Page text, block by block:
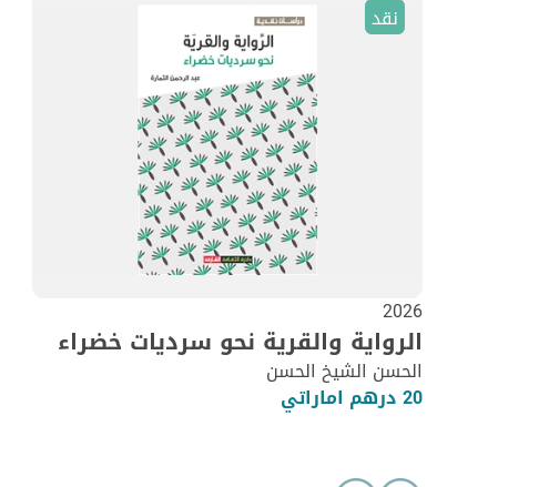
نقد
2026
الرواية والقرية نحو سرديات خضراء
الحسن الشيخ الحسن
20 درهم اماراتي